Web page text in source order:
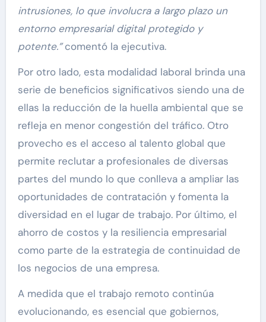
intrusiones, lo que involucra a largo plazo un
entorno empresarial digital protegido y
potente.”comentó la ejecutiva.
Por otro lado, esta modalidad laboral brinda una
serie de beneficios significativos siendo una de
ellas la reducción de la huella ambiental que se
refleja en menor congestión del tráfico. Otro
provecho es el acceso al talento global que
permite reclutar a profesionales de diversas
partes del mundo lo que conlleva a ampliar las
oportunidades de contratación y fomenta la
diversidad en el lugar de trabajo. Por último, el
ahorro de costos y la resiliencia empresarial
como parte de la estrategia de continuidad de
los negocios de una empresa.
A medida que el trabajo remoto continúa
evolucionando, es esencial que gobiernos,